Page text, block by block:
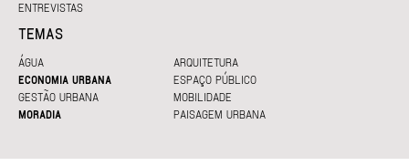
ENTREVISTAS
TEMAS
ÁGUA
ARQUITETURA
ECONOMIA URBANA
ESPAÇO PÚBLICO
GESTÃO URBANA
MOBILIDADE
MORADIA
PAISAGEM URBANA